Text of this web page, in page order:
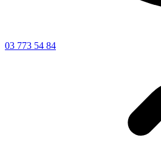
03 773 54 84